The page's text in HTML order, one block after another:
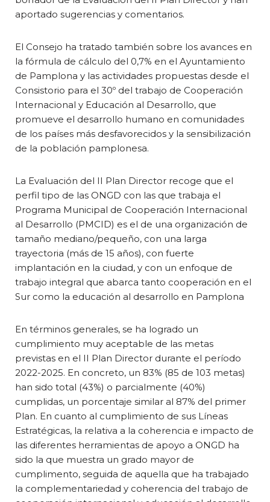
aportado sugerencias y comentarios.
El Consejo ha tratado también sobre los avances en
la fórmula de cálculo del 0,7% en el Ayuntamiento
de Pamplona y las actividades propuestas desde el
Consistorio para el 30º del trabajo de Cooperación
Internacional y Educación al Desarrollo, que
promueve el desarrollo humano en comunidades
de los países más desfavorecidos y la sensibilización
de la población pamplonesa.
La Evaluación del II Plan Director recoge que el
perfil tipo de las ONGD con las que trabaja el
Programa Municipal de Cooperación Internacional
al Desarrollo (PMCID) es el de una organización de
tamaño mediano/pequeño, con una larga
trayectoria (más de 15 años), con fuerte
implantación en la ciudad, y con un enfoque de
trabajo integral que abarca tanto cooperación en el
Sur como la educación al desarrollo en Pamplona
En términos generales, se ha logrado un
cumplimiento muy aceptable de las metas
previstas en el II Plan Director durante el período
2022-2025. En concreto, un 83% (85 de 103 metas)
han sido total (43%) o parcialmente (40%)
cumplidas, un porcentaje similar al 87% del primer
Plan. En cuanto al cumplimiento de sus Líneas
Estratégicas, la relativa a la coherencia e impacto de
las diferentes herramientas de apoyo a ONGD ha
sido la que muestra un grado mayor de
cumplimento, seguida de aquella que ha trabajado
la complementariedad y coherencia del trabajo de